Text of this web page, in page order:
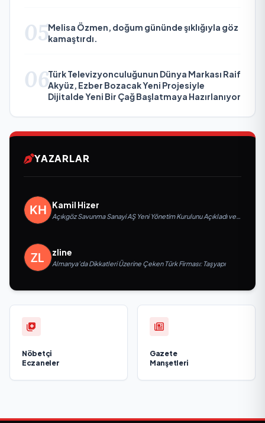
05Melisa Özmen, doğum gününde şıklığıyla göz
kamaştırdı.
06Türk Televizyonculuğunun Dünya Markası Raif
Akyüz, Ezber Bozacak Yeni Projesiyle
Dijitalde Yeni Bir Çağ Başlatmaya Hazırlanıyor
YAZARLAR
Kamil Hizer
Açıkgöz Savunma Sanayi AŞ Yeni Yönetim Kurulunu Açıkladı ve
zline
Almanya’da Dikkatleri Üzerine Çeken Türk Firması: Taşyapı
Nöbetçi
Eczaneler
Gazete
Manşetleri